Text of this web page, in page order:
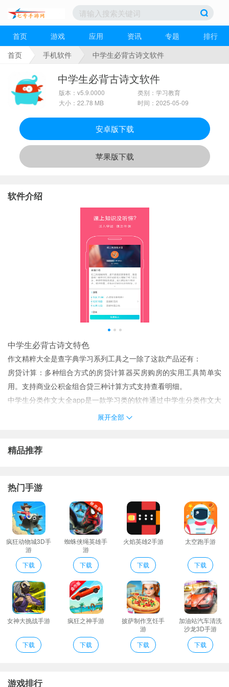
首页 游戏 应用 资讯 专题
排行
首页
手机软件 中学生必背古诗文软件
中学生必背古诗文软件
版本：v5.9.0000
大小：22.78 MB
类别：学习教育
时间：2025-05-09
安卓版下载
苹果版下载
软件介绍
中学生必背古诗文特色
作文精粹大全是查字典学习系列工具之一除了这款产品还有：
房贷计算：多种组合方式的房贷计算器买房购房的实用工具简单实
用。支持商业公积金组合贷三种计算方式支持查看明细。
中学生分类作文大全app是一款学习类的软件通过中学生分类作文大
全app你可以方便的阅读中学优秀作文提高自己的作文水平。
作文精粹大全是查字典学习系列工具之一除了这款产品还有：
防偷窥把您的私密日记和私密相册伪装成计算器再也不用担心密码
修正应用分享功能修正“听一听”的分享内容。增加“扫一扫”功能。根
据扫码内容直接跳转到对应诗词的播放界面。
精准化搜索：为用户智能匹配推荐所需的相关优秀作文。
中学生作文大全app是一款学习类的软件通过中学生作文大全app孩
子可以方便的阅读优秀的中学生作文对于提高自己的作文水平来说
不错。
中学生必背古诗文说明
1、中学生作文范文大全app是一款学习类的软件通过中学生作文范
文大全app你可以方便的阅读中学优秀作文提高自己的作文水平。
2、以查字典作文网的庞大数据库为数据源提供海量内容精粹实用作
文写作提升不再难。
展开全部
精品推荐
热门手游
疯狂动物城3D手
游
下载
蜘蛛侠绳英雄手
游
下载
火焰英雄2手游
下载
太空跑手游
下载
女神大挑战手游
下载
疯狂之神手游
下载
披萨制作烹饪手
游
下载
加油站汽车清洗
沙龙3D手游
下载
游戏排行